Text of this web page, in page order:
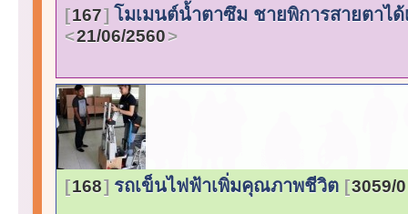
167 โมเมนต์น้ำตาซึม ชายพิการสายตาไ
21/06/2560
168 รถเข็นไฟฟ้าเพิ่มคุณภาพชีวิต 3059/0